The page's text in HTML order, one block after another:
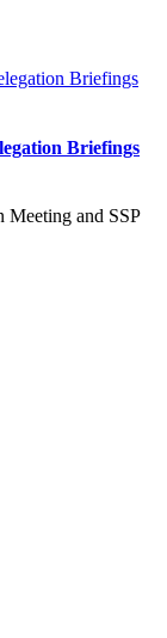
Briefings
Meeting and SSP